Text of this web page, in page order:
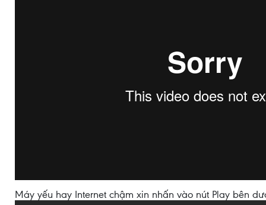
Máy yếu hay Internet chậm xin nhấn vào nút Play bên